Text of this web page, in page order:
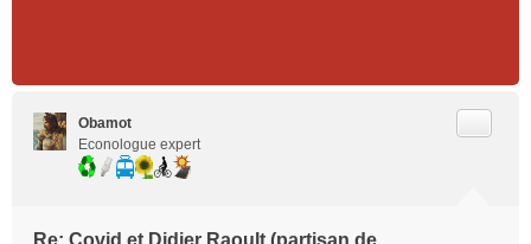
Obamot
Econologue expert